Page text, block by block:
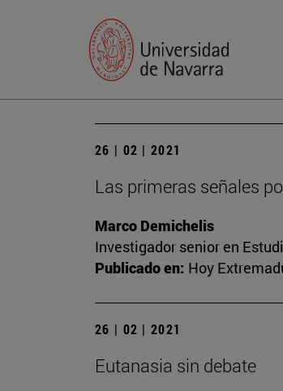
26 | 02 | 2021
Las primeras señales
Marco Demichelis
Investigador senior en
Publicado en: Hoy
26 | 02 | 2021
Eutanasia sin debate